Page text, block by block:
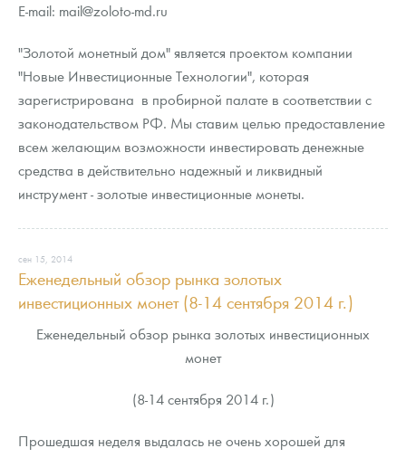
E-mail: mail@zoloto-md.ru
"Золотой монетный дом" является проектом компании
"Новые Инвестиционные Технологии", которая
зарегистрирована в пробирной палате в соответствии с
законодательством РФ. Мы ставим целью предоставление
всем желающим возможности инвестировать денежные
средства в действительно надежный и ликвидный
инструмент - золотые инвестиционные монеты.
сен 15, 2014
Еженедельный обзор рынка золотых
инвестиционных монет (8-14 сентября 2014 г.)
Еженедельный обзор рынка золотых инвестиционных
монет
(8-14 сентября 2014 г.)
Прошедшая неделя выдалась не очень хорошей для